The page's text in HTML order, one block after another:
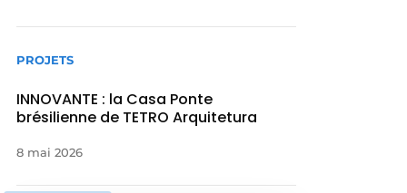
PROJETS
INNOVANTE : la Casa Ponte
brésilienne de TETRO Arquitetura
8 mai 2026